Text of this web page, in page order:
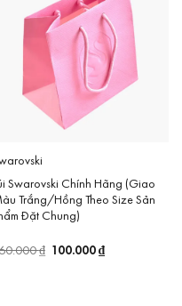
Swarovski Chính Hãng (Giao
Trắng/Hồng Theo Size Sản
Đặt Chung)
₫ Giá
100.000₫